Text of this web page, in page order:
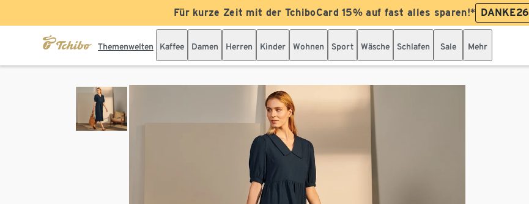
Für kurze Zeit mit der TchiboCard 15% auf fast alles sparen!* DANKE26
Themenwelten Kaffee Damen Herren Kinder Wohnen Sport Wäsche Schlafen Sale Mehr